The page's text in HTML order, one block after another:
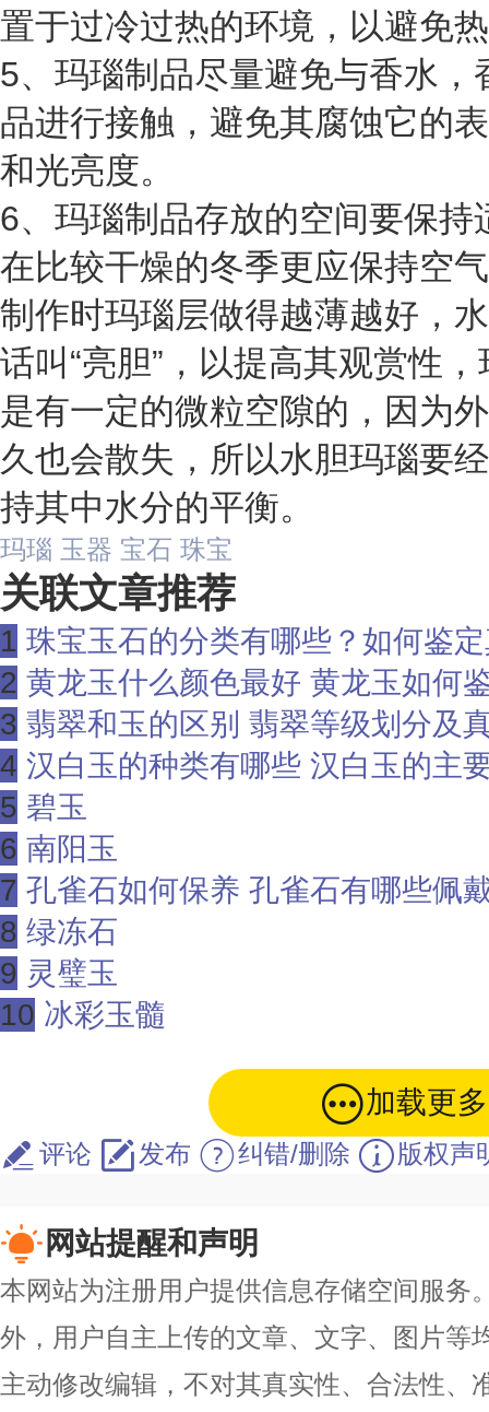
置于过冷过热的环境，以避免
5、玛瑙制品尽量避免与香水，
品进行接触，避免其腐蚀它的
和光亮度。
6、玛瑙制品存放的空间要保持
在比较干燥的冬季更应保持空
制作时玛瑙层做得越薄越好，
话叫“亮胆”，以提高其观赏性
是有一定的微粒空隙的，因为
久也会散失，所以水胆玛瑙要
持其中水分的平衡。
玛瑙 玉器 宝石 珠宝
关联文章推荐
1 珠宝玉石的分类有哪些？如何鉴定真假
2 黄龙玉什么颜色最好 黄龙玉如何
3 翡翠和玉的区别 翡翠等级划分及
4 汉白玉的种类有哪些 汉白玉的主
5 碧玉
6 南阳玉
7 孔雀石如何保养 孔雀石有哪些佩
8 绿冻石
9 灵璧玉
10 冰彩玉髓
加载更多
评论 发布 纠错/删除 版权声
网站提醒和声明
本网站为注册用户提供信息存储空间服务
外，用户自主上传的文章、文字、图片等
主动修改编辑，不对其真实性、合法性、